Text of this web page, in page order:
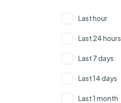
10-20 Yıl
Last hour
Last 24 hours
Last 7 days
Last 14 days
Last 1 month